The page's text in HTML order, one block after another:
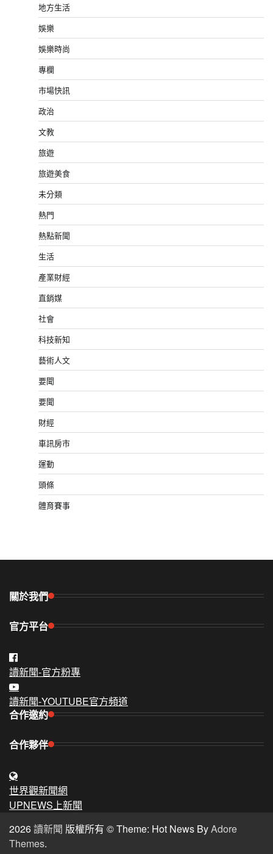
地方生活
娛樂
娛樂時尚
專欄
市場快訊
政治
文教
旅遊
旅遊美食
未分類
熱門
熱點新聞
生活
產業財經
直銷媒
社會
科技新知
藝術人文
要聞
要聞
財經
車訊房市
運動
頭條
體育賽事
關於我們
官方平台
讀新聞-官方粉專
讀新聞-YOUTUBE官方頻道
合作邀約
合作夥伴
世界觀新聞網
UPNEWS上新聞
2026讀新聞 版權所有 © Theme: Hot News ByAdore
Themes.